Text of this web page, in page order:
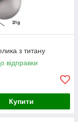
з титану
відправки
Купити